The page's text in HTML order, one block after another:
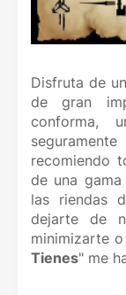
Disfruta de
de gran
conforma,
recomiendo
de una
las riendas
dejarte de
minimizarte
Tienes" me